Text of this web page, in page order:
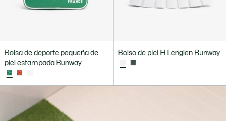
Bolsa de deporte pequeña de
piel estampada Runway
Bolso de piel H Lenglen Runway